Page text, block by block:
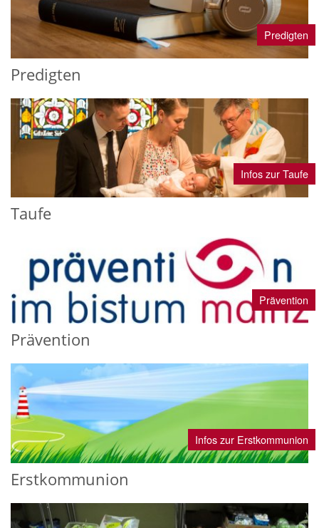
Predigten
Predigten
Infos zur Taufe
Taufe
Prävention
Prävention
Infos zur Erstkommunion
Erstkommunion